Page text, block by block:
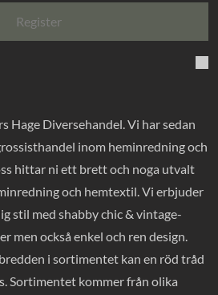
Register
Hage Diversehandel. Vi har sedan
inom heminredning och
hittar ni ett brett och noga utvalt
och hemtextil. Vi erbjuder
stil med shabby chic & vintage-
men också enkel och ren design.
i sortimentet kan en röd tråd
Sortimentet kommer från olika